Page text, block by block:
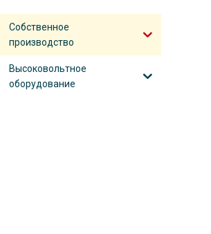
Собственное
производство
Высоковольтное
оборудование